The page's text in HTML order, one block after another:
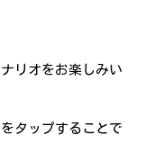
リオをお楽しみい
タップすることで